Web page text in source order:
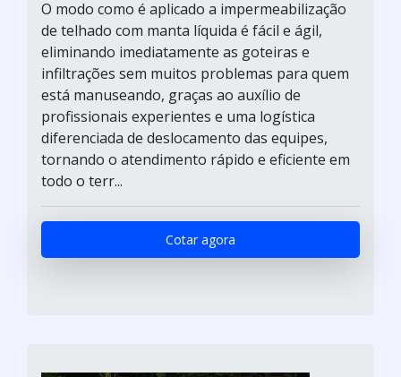
O modo como é aplicado a impermeabilização
de telhado com manta líquida é fácil e ágil,
eliminando imediatamente as goteiras e
infiltrações sem muitos problemas para quem
está manuseando, graças ao auxílio de
profissionais experientes e uma logística
diferenciada de deslocamento das equipes,
tornando o atendimento rápido e eficiente em
todo o terr...
Cotar agora